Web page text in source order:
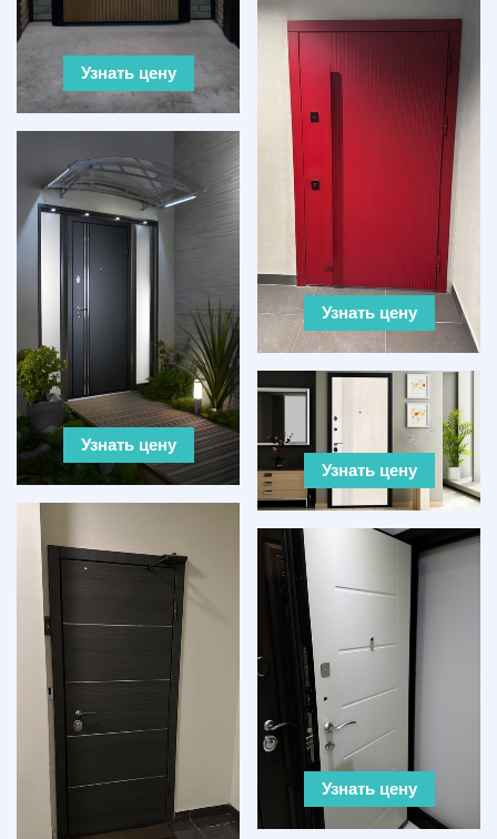
Узнать цену
Узнать цену
Узнать цену
Узнать цену
Узнать цену